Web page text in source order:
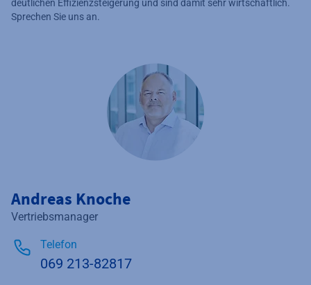
deutlichen Effizienzsteigerung und sind damit sehr wirtschaftlich.
Sprechen Sie uns an.
Andreas Knoche
Vertriebsmanager
Telefon
069 213-82817